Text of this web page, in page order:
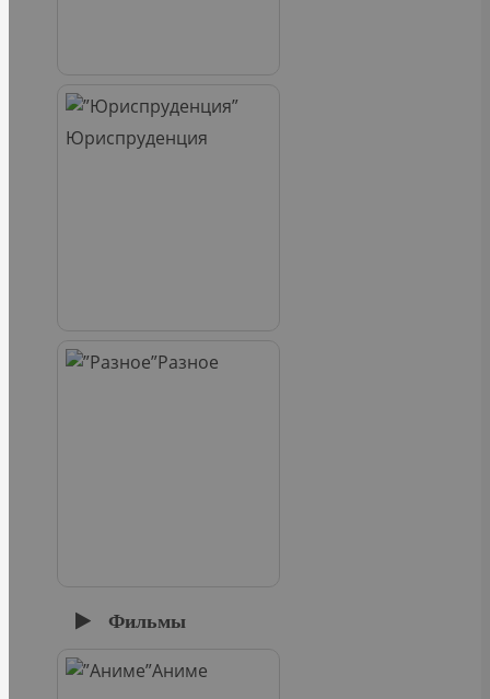
Юриспруденция
Разное
Фильмы
Аниме